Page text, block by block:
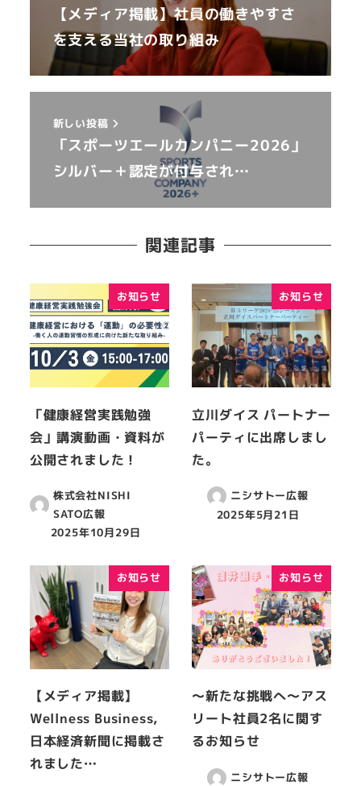
【メディア掲載】社員の働きやすさ
を支える当社の取り組み
新しい投稿
「スポーツエールカンパニー2026」
シルバー＋認定が付与され…
関連記事
お知らせ
「健康経営実践勉強
会」講演動画・資料が
公開されました！
株式会社NISHI
SATO広報
2025年10月29日
お知らせ
立川ダイス パートナー
パーティに出席しまし
た。
ニシサトー広報
2025年5月21日
お知らせ
【メディア掲載】
Wellness Business,
日本経済新聞に掲載さ
れました…
お知らせ
～新たな挑戦へ～アス
リート社員2名に関す
るお知らせ
ニシサトー広報